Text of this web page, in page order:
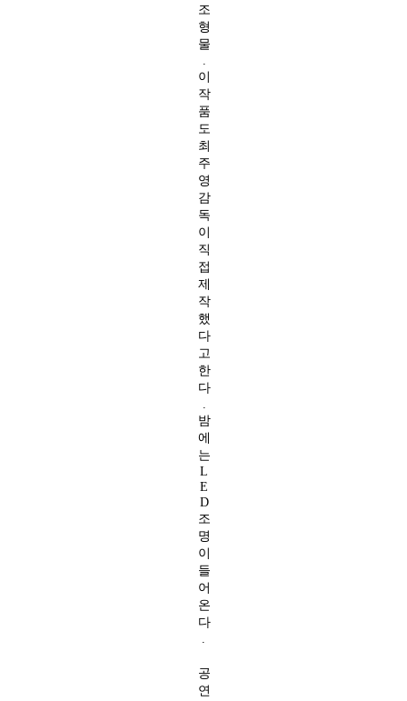
조
형
물
이
작
품
도
최
주
영
감
독
이
직
접
제
작
했
다
고
한
다
밤
에
는
L
E
D
조
명
이
들
어
온
다
공
연